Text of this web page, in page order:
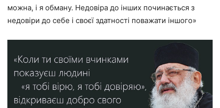
можна, і я обману. Недовіра до інших починається з
недовіри до себе і своєї здатності поважати іншого»